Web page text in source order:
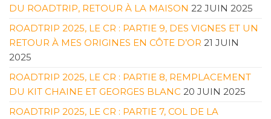
DU ROADTRIP, RETOUR À LA MAISON 22 JUIN 2025
ROADTRIP 2025, LE CR : PARTIE 9, DES VIGNES ET UN
RETOUR À MES ORIGINES EN CÔTE D’OR 21 JUIN
2025
ROADTRIP 2025, LE CR : PARTIE 8, REMPLACEMENT
DU KIT CHAINE ET GEORGES BLANC 20 JUIN 2025
ROADTRIP 2025, LE CR : PARTIE 7, COL DE LA